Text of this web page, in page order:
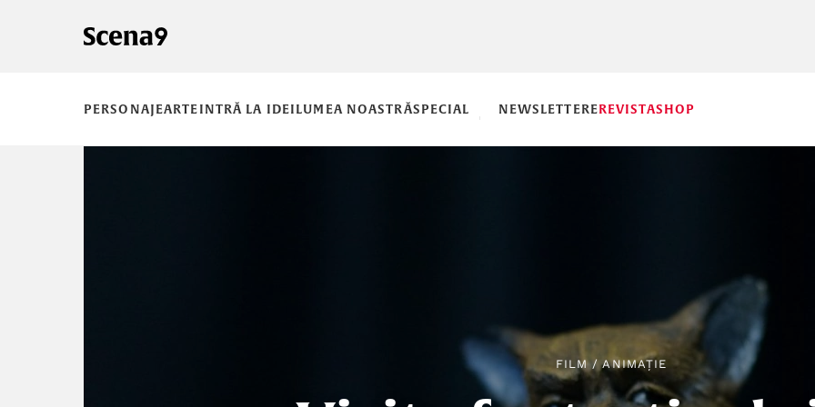
PERSONAJEARTEINTRĂ LA IDEILUMEA NOASTRĂSPECIAL NEWSLETTEREREVISTASHOP
FILM/ANIMAȚIE